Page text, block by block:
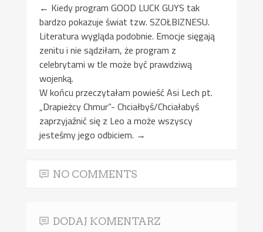
← Kiedy program GOOD LUCK GUYS tak
bardzo pokazuje świat tzw. SZOŁBIZNESU.
Literatura wygląda podobnie. Emocje sięgają
zenitu i nie sądziłam, że program z
celebrytami w tle może być prawdziwą
wojenką.
W końcu przeczytałam powieść Asi Lech pt.
„Drapieżcy Chmur”- Chciałbyś/Chciałabyś
zaprzyjaźnić się z Leo a może wszyscy
jesteśmy jego odbiciem. →
NO COMMENTS
DODAJ KOMENTARZ